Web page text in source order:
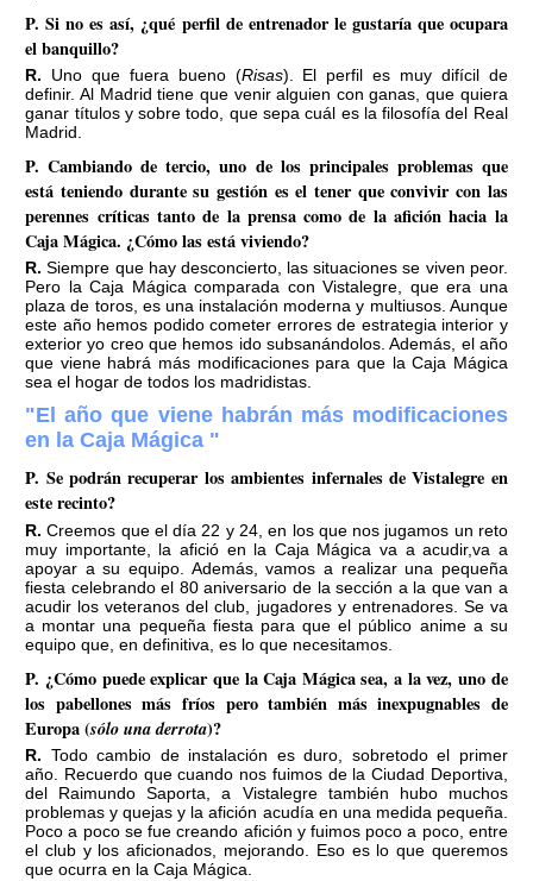
P. Si no es así, ¿qué perfil de entrenador le gustaría que ocupara
el banquillo?
R. Uno que fuera bueno (Risas). El perfil es muy difícil de
definir. Al Madrid tiene que venir alguien con ganas, que quiera
ganar títulos y sobre todo, que sepa cuál es la filosofía del Real
Madrid.
P. Cambiando de tercio, uno de los principales problemas que
está teniendo durante su gestión es el tener que convivir con las
perennes críticas tanto de la prensa como de la afición hacia la
Caja Mágica. ¿Cómo las está viviendo?
R. Siempre que hay desconcierto, las situaciones se viven peor.
Pero la Caja Mágica comparada con Vistalegre, que era una
plaza de toros, es una instalación moderna y multiusos. Aunque
este año hemos podido cometer errores de estrategia interior y
exterior yo creo que hemos ido subsanándolos. Además, el año
que viene habrá más modificaciones para que la Caja Mágica
sea el hogar de todos los madridistas.
"El año que viene habrán más modificaciones
en la Caja Mágica "
P. Se podrán recuperar los ambientes infernales de Vistalegre en
este recinto?
R. Creemos que el día 22 y 24, en los que nos jugamos un reto
muy importante, la afició en la Caja Mágica va a acudir,va a
apoyar a su equipo. Además, vamos a realizar una pequeña
fiesta celebrando el 80 aniversario de la sección a la que van a
acudir los veteranos del club, jugadores y entrenadores. Se va
a montar una pequeña fiesta para que el público anime a su
equipo que, en definitiva, es lo que necesitamos.
P. ¿Cómo puede explicar que la Caja Mágica sea, a la vez, uno de
los pabellones más fríos pero también más inexpugnables de
Europa (sólo una derrota)?
R. Todo cambio de instalación es duro, sobretodo el primer
año. Recuerdo que cuando nos fuimos de la Ciudad Deportiva,
del Raimundo Saporta, a Vistalegre también hubo muchos
problemas y quejas y la afición acudía en una medida pequeña.
Poco a poco se fue creando afición y fuimos poco a poco, entre
el club y los aficionados, mejorando. Eso es lo que queremos
que ocurra en la Caja Mágica.